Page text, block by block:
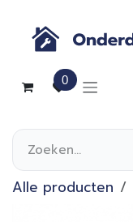
0
Alle producten